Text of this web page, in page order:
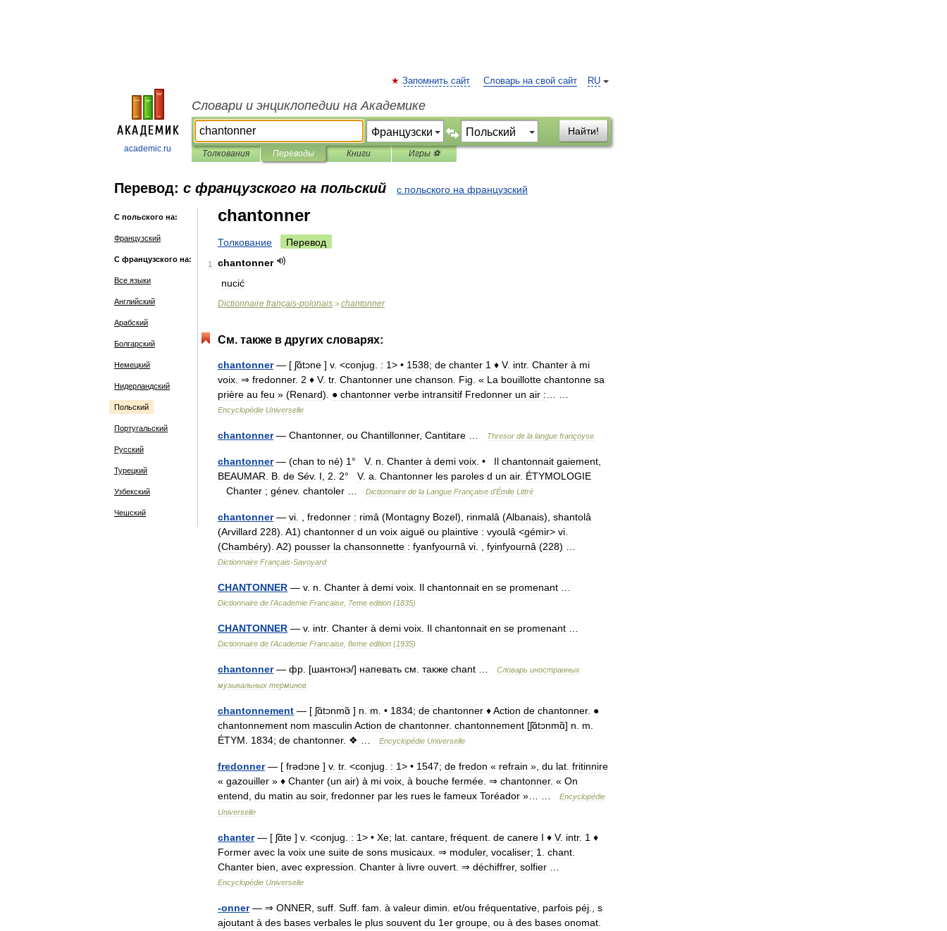
academic.ru
RU
Запомнить сайт Словарь на свой сайт
Словари и энциклопедии на Академике
Найти!
Толкования Переводы Книги Игры ⚽
Перевод: с французского на польский с польского на французский
С польского на:
Французский
С французского на:
Все языки
Английский
Арабский
Болгарский
Немецкий
Нидерландский
Польский
Португальский
Русский
Турецкий
Узбекский
Чешский
chantonner
Толкование Перевод
1
chantonner
nucić
Dictionnaire français-polonais > chantonner
См. также в других словарях:
chantonner— [ ʃɑ̃tɔne ] v. <conjug : 1> • 1538; de chanter 1 ♦ V. intr. Chanter à mi
voix . ⇒ fredonner. 2 ♦ V. tr. Chantonner une chanson Fig . « La bouillotte chantonne sa
prière au feu » (Renard). ● chantonner verbe intransitif Fredonner un air :
Encyclopédie Universelle
chantonner— Chantonner, ou Chantillonner, Cantitare Thresor de la langue françoyse
chantonner— (chan to né) 1 ° V. n Chanter à demi voix . • Il chantonnait gaiement
BEAUMAR
B de Sév. I 2 2° V. a Chantonner les paroles d un air. ÉTYMOLOGIE
Chanter ; génev. chantoler Dictionnaire de la Langue Française d'Émile Littré
chantonner— vi fredonner : rimâ (Montagny Bozel), rinmalâ (Albanais), shantolâ
(Arvillard 228). A1) chantonner d un voix aiguë ou plaintive : vyoulâ <gémir> vi
(Chambéry). A2) pousser la chansonnette : fyanfyournâ vi fyinfyournâ (228) …
Dictionnaire Français-Savoyard
CHANTONNER — v. n Chanter à demi voix Il chantonnait en se promenant
Dictionnaire de l'Academie Francaise 7eme edition (1835)
CHANTONNER — v. intr. Chanter à demi voix Il chantonnait en se promenant
Dictionnaire de l'Academie Francaise 8eme edition (1935)
chantonner— фр . [шантонэ/] напевать см также chant Словарь иностранных
музыкальных терминов
chantonnement — [ ʃɑ̃tɔnmɑ̃ ] n m . • 1834; de chantonner ♦Action de chantonner. ●
chantonnement nom masculin Action de chantonner. chantonnement [ʃɑ̃tɔnmɑ̃] n m
ÉTYM
1834; de chantonner. ❖ Encyclopédie Universelle
fredonner— [ frədɔne ] v. tr. <conjug : 1> • 1547; de fredon « refrain », du lat fritinnire
« gazouiller » ♦ Chanter (un air) à mi voix à bouche fermée . ⇒ chantonner. « On
entend du matin au soir, fredonner par les rues le fameux Toréador »… …
Encyclopédie
Universelle
chanter— [ ʃɑ̃te ] v. <conjug : 1> • Xe; lat cantare fréquent de canere I ♦ V. intr. 1 ♦
Former avec la voix une suite de sons musicaux . ⇒ moduler, vocaliser; 1 chant
Chanter bien avec expression Chanter à livre ouvert . ⇒ déchiffrer, solfier
Encyclopédie Universelle
-onner— ⇒ ONNER suff Suff fam à valeur dimin et/ou fréquentative parfois péj
s
ajoutant à des bases verbales le plus souvent du 1er groupe ou à des bases onomat